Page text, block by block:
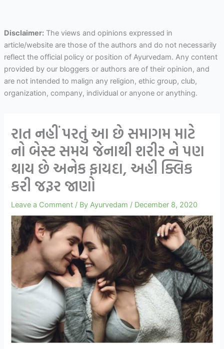
Disclaimer:The views and opinions expressed in
article/website are those of the authors and do not necessarily
reflect the official policy or position of Ayurvedam. Any content
provided by our bloggers or authors are of their opinion, and
are not intended to malign any religion, ethic group, club,
organization, company, individual or anyone or anything.
રાત નહીં પરતું આ છે સમાગમ માટે
નો બેસ્ટ સમય જેનાથી શરીર ને પણ
થાય છે અનેક ફાયદા, અહી ક્લિક
કરી જરૂર જાણો
Leave a Comment / ByAyurvedam / December 8, 2020